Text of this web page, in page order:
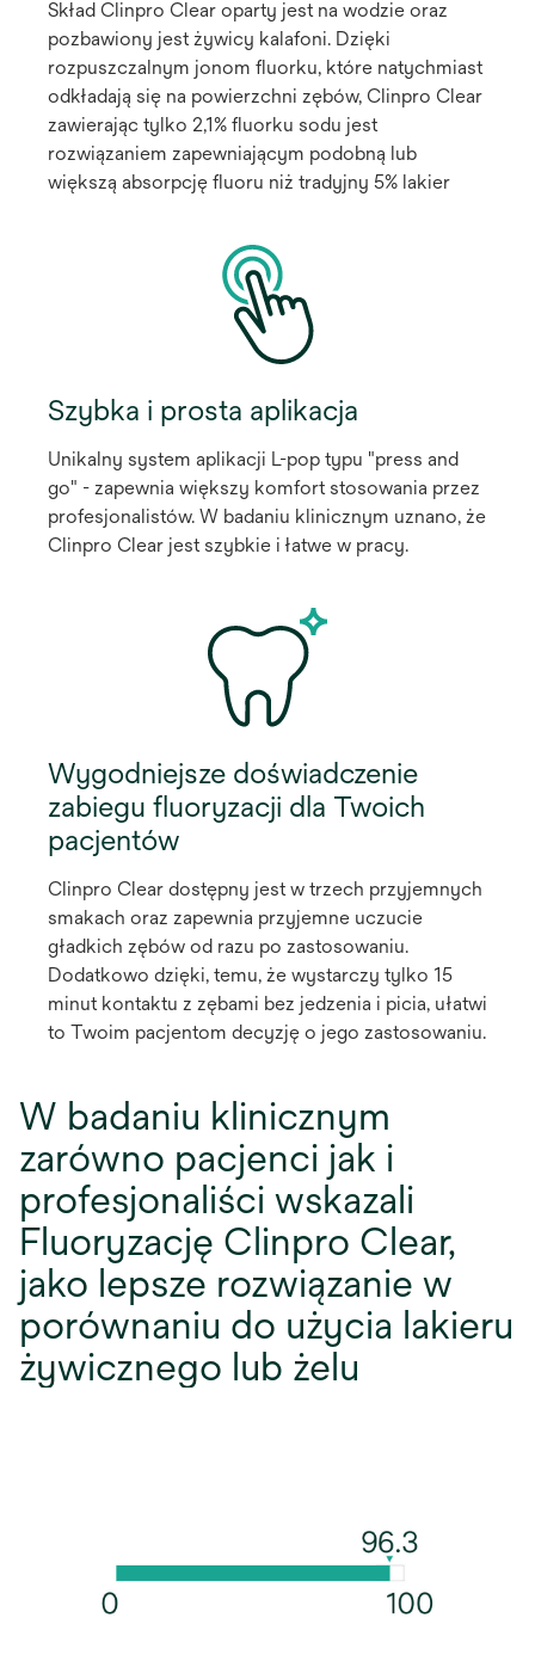
Skład Clinpro Clear oparty jest na wodzie oraz
pozbawiony jest żywicy kalafoni. Dzięki
rozpuszczalnym jonom fluorku, które natychmiast
odkładają się na powierzchni zębów, Clinpro Clear
zawierając tylko 2,1% fluorku sodu jest
rozwiązaniem zapewniającym podobną lub
większą absorpcję fluoru niż tradyjny 5% lakier
Szybka i prosta aplikacja
Unikalny system aplikacji L-pop typu "press and
go" - zapewnia większy komfort stosowania przez
profesjonalistów. W badaniu klinicznym uznano, że
Clinpro Clear jest szybkie i łatwe w pracy.
Wygodniejsze doświadczenie
zabiegu fluoryzacji dla Twoich
pacjentów
Clinpro Clear dostępny jest w trzech przyjemnych
smakach oraz zapewnia przyjemne uczucie
gładkich zębów od razu po zastosowaniu.
Dodatkowo dzięki, temu, że wystarczy tylko 15
minut kontaktu z zębami bez jedzenia i picia, ułatwi
to Twoim pacjentom decyzję o jego zastosowaniu.
W badaniu klinicznym
zarówno pacjenci jak i
profesjonaliści wskazali
Fluoryzację Clinpro Clear,
jako lepsze rozwiązanie w
porównaniu do użycia lakieru
żywicznego lub żelu